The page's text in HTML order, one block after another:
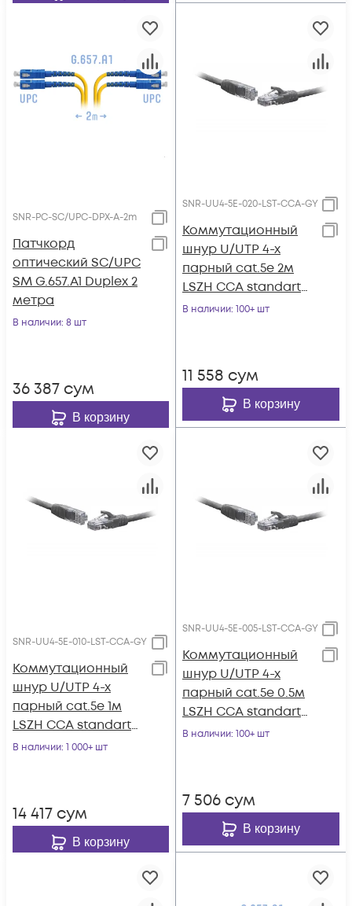
SNR-PC-SC/UPC-DPX-A-2m
Патчкорд
оптический SC/UPC
SM G.657.A1 Duplex 2
метра
В наличии: 8 шт
36 387 сум
В корзину
SNR-UU4-5E-020-LST-CCA-GY
Коммутационный
шнур U/UTP 4-х
парный cat.5e 2м
LSZH CCA standart
серый
В наличии: 100+ шт
11 558 сум
В корзину
SNR-UU4-5E-010-LST-CCA-GY
Коммутационный
шнур U/UTP 4-х
парный cat.5e 1м
LSZH CCA standart
серый
В наличии: 1 000+ шт
14 417 сум
В корзину
SNR-UU4-5E-005-LST-CCA-GY
Коммутационный
шнур U/UTP 4-х
парный cat.5e 0.5м
LSZH CCA standart
серый
В наличии: 100+ шт
7 506 сум
В корзину